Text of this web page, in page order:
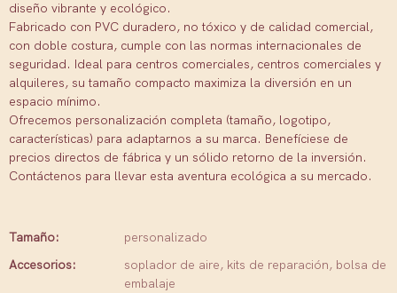
diseño vibrante y ecológico.
Fabricado con PVC duradero, no tóxico y de calidad comercial,
con doble costura, cumple con las normas internacionales de
seguridad. Ideal para centros comerciales, centros comerciales y
alquileres, su tamaño compacto maximiza la diversión en un
espacio mínimo.
Ofrecemos personalización completa (tamaño, logotipo,
características) para adaptarnos a su marca. Benefíciese de
precios directos de fábrica y un sólido retorno de la inversión.
Contáctenos para llevar esta aventura ecológica a su mercado.
Tamaño:
personalizado
Accesorios:
soplador de aire, kits de reparación, bolsa de
embalaje